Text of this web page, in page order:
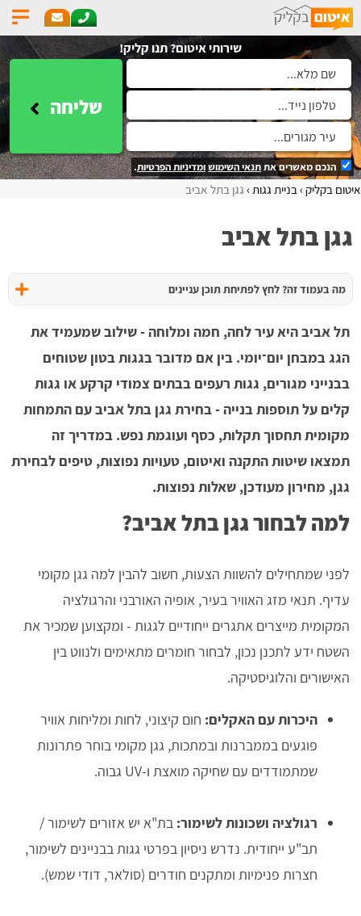
שירותי איטום? תנו קליק!
שליחה
הנכם מאשרים אתתנאי השימושומדיניות הפרטיות.
איטום בקליק בניית גגות גגן בתל אביב
גגן בתל אביב
מה בעמוד זה? לחץ לפתיחת תוכן עניינים
תל אביב היא עיר לחה, חמה ומלוחה - שילוב שמעמיד את
הגג במבחן יום־יומי. בין אם מדובר בגגות בטון שטוחים
בבנייני מגורים, גגות רעפים בבתים צמודי קרקע או גגות
קלים על תוספות בנייה - בחירת גגן בתל אביב עם התמחות
מקומית תחסוך תקלות, כסף ועוגמת נפש. במדריך זה
תמצאו שיטות התקנה ואיטום, טעויות נפוצות, טיפים לבחירת
גגן, מחירון מעודכן, שאלות נפוצות.
למה לבחור גגן בתל אביב?
לפני שמתחילים להשוות הצעות, חשוב להבין למה גגן מקומי
עדיף. תנאי מזג האוויר בעיר, אופיה האורבני והרגולציה
המקומית מייצרים אתגרים ייחודיים לגגות - ומקצוען שמכיר את
השטח ידע לתכנן נכון, לבחור חומרים מתאימים ולנווט בין
האישורים והלוגיסטיקה.
היכרות עם האקלים: חום קיצוני, לחות ומליחות אוויר
פוגעים בממברנות ובמתכות, גגן מקומי בוחר פתרונות
שמתמודדים עם שחיקה מואצת ו-UV גבוה.
רגולציה ושכונות לשימור: בת"א יש אזורים לשימור /
תב"ע ייחודית. נדרש ניסיון בפרטי גגות בבניינים לשימור,
חצרות פנימיות ומתקנים חודרים (סולאר, דודי שמש).